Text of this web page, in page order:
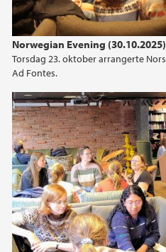
Norwegian Evening (30.10.2025)
Torsdag 23. oktober arrangerte
Ad Fontes.